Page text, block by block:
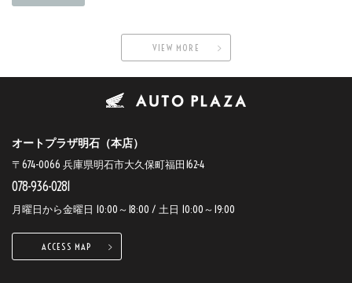
VIEW MORE
オートプラザ明石（本店）
〒674-0066 兵庫県明石市大久保町福田162-4
078-936-0281
月曜日から金曜日 10:00～18:00 / 土日 10:00～19:00
ACCESS MAP